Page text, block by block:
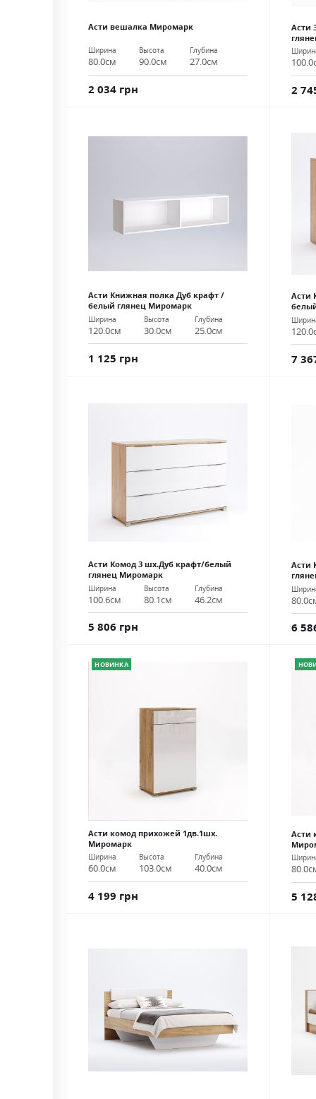
Асти вешалка Миромарк
Ширина
80.0см
Высота
90.0см
Глубина
27.0см
2 034 грн
Асти
2
Асти Книжная полка Дуб крафт /
белый глянец Миромарк
Ширина
120.0см
Высота
30.0см
Глубина
25.0см
1 125 грн
Асти
7
Асти Комод 3 шх.Дуб крафт/белый
глянец Миромарк
Ширина
100.6см
Высота
80.1см
Глубина
46.2см
5 806 грн
Асти
6
НОВИНКА
Асти комод прихожей 1дв.1шх.
Миромарк
Ширина
60.0см
Высота
103.0см
Глубина
40.0см
4 199 грн
Асти
5